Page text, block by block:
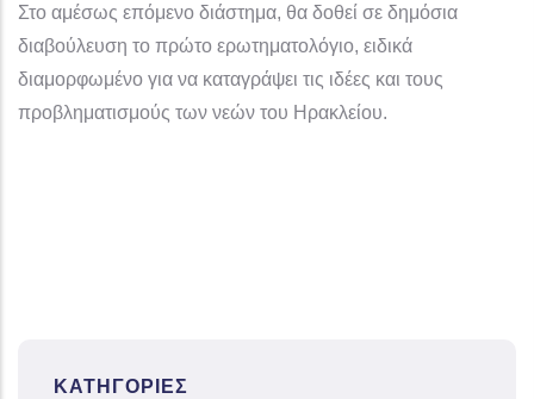
Στο αμέσως επόμενο διάστημα, θα δοθεί σε δημόσια
διαβούλευση το πρώτο ερωτηματολόγιο, ειδικά
διαμορφωμένο για να καταγράψει τις ιδέες και τους
προβληματισμούς των νεών του Ηρακλείου.
ΚΑΤΗΓΟΡΊΕΣ